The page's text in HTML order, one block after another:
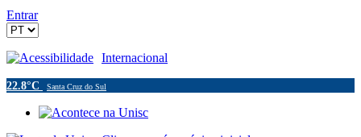
Entrar
Acessibilidade Internacional
22.8°C Santa Cruz do Sul